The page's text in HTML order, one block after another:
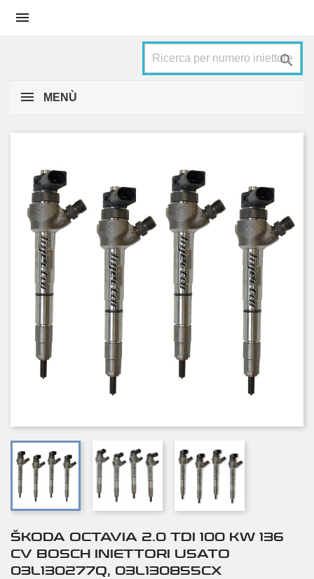


MENÙ
ŠKODA OCTAVIA 2.0 TDI 100 KW 136
CV BOSCH INIETTORI USATO
03L130277Q, 03L130855CX